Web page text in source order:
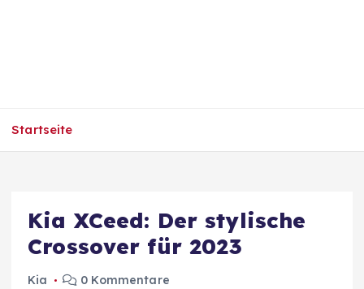
Startseite
Kia XCeed: Der stylische
Crossover für 2023
Kia 0 Kommentare